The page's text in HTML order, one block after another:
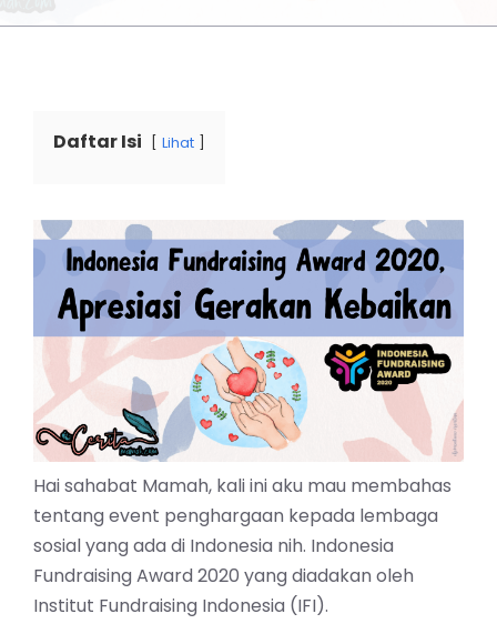
Daftar Isi Lihat
Hai sahabat Mamah, kali ini aku mau membahas
tentang event penghargaan kepada lembaga
sosial yang ada di Indonesia nih. Indonesia
Fundraising Award 2020 yang diadakan oleh
Institut Fundraising Indonesia (IFI).